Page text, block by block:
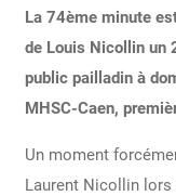
La 74ème minute
de Louis Nicollin un
public pailladin à
MHSC-Caen,
Un moment
Laurent Nicollin lors